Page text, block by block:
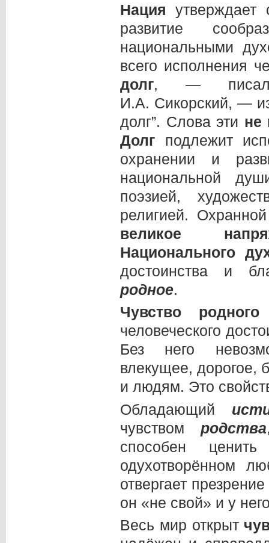
Нация
развитие
национальными
всего исполнения
долг, — писал
И.А. Сикорский, —
долг”. Слова эти не
Долг подлежит
охранении и
национальной
поэзией,
религией.
великое
Национального
достоинства и
родное.
Чувство родного
человеческого
Без него
влекущее, дорогое,
и людям. Это
Обладающий
чувствомродства
способен
одухотворённом
отвергает
он «не свой» и у
Весь мир открыт